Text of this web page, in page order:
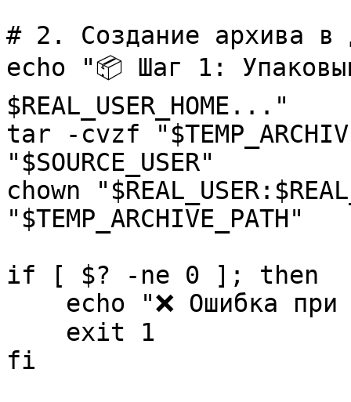
# 2. Создание архива в
echo "📦 Шаг 1:
$REAL_USER_HOME..."
tar -cvzf
"$SOURCE_USER"
chown
"$TEMP_ARCHIVE_PATH"
if [ $? -ne 0 ]; then
echo "❌ Ошибка при
exit 1
fi